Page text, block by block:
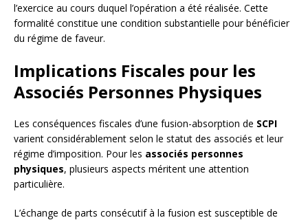
l’exercice au cours duquel l’opération a été réalisée. Cette
formalité constitue une condition substantielle pour bénéficier
du régime de faveur.
Implications Fiscales pour les
Associés Personnes Physiques
Les conséquences fiscales d’une fusion-absorption de SCPI
varient considérablement selon le statut des associés et leur
régime d’imposition. Pour les associés personnes
physiques, plusieurs aspects méritent une attention
particulière.
L’échange de parts consécutif à la fusion est susceptible de